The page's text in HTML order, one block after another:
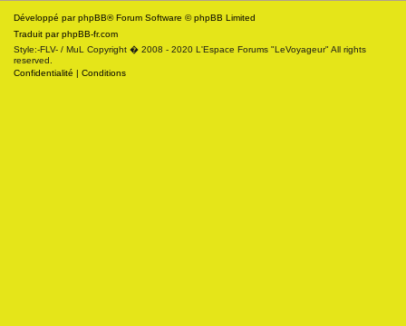
Développé parphpBB® Forum Software © phpBB Limited
Traduit parphpBB-fr.com
Style:-FLV- / MuL Copyright � 2008 - 2020 L'Espace Forums "LeVoyageur" All rights
reserved.
Confidentialité | Conditions